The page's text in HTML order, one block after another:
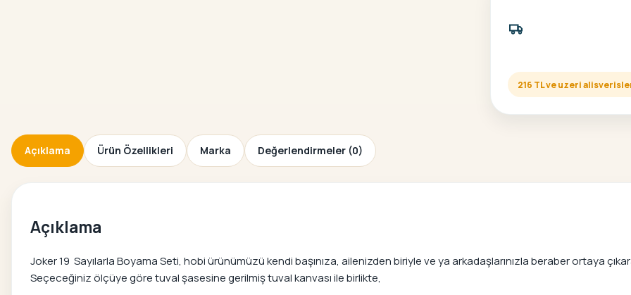
216 TL ve uzeri
Açıklama Ürün Özellikleri Marka Değerlendirmeler (0)
Açıklama
Joker 19 Sayılarla Boyama Seti, hobi ürünümüzü kendi başınıza, ailenizden biriyle ve ya arkadaşlarınızla beraber ortaya
Seçeceğiniz ölçüye göre tuval şasesine gerilmiş tuval kanvası ile birlikte,